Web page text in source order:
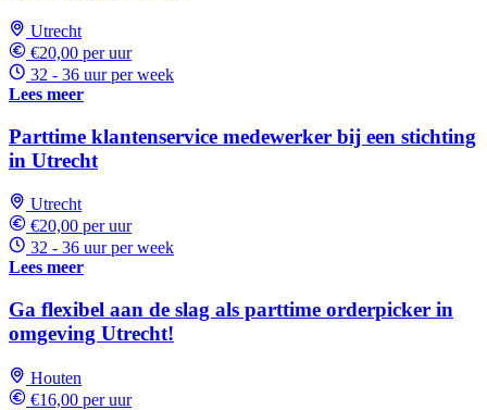
Utrecht
€20,00 per uur
32 - 36 uur per week
Lees meer
Parttime klantenservice medewerker bij een stichting
in Utrecht
Utrecht
€20,00 per uur
32 - 36 uur per week
Lees meer
Ga flexibel aan de slag als parttime orderpicker in
omgeving Utrecht!
Houten
€16,00 per uur